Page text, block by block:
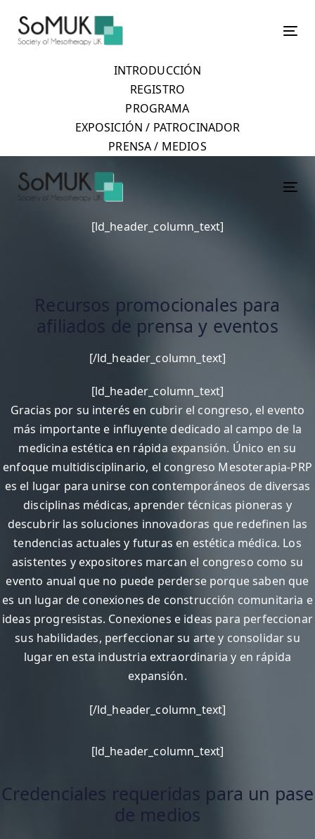
links
primary
INTRODUCCIÓN
REGISTRO
PROGRAMA
EXPOSICIÓN / PATROCINADOR
PRENSA / MEDIOS
[ld_header_column_text]
Recursos promocionales para
afiliados de prensa y eventos
[/ld_header_column_text]
[ld_header_column_text]
Gracias por su interés en cubrir el congreso, el evento
más importante e influyente dedicado al campo de la
medicina estética en rápida expansión. Único en su
enfoque multidisciplinario, el congreso Mesoterapia-PRP
es el lugar para unirse con contemporáneos de diversas
disciplinas médicas, aprender técnicas pioneras y
descubrir las soluciones innovadoras que redefinen las
tendencias actuales y futuras en estética médica. Los
asistentes y expositores marcan el congreso como su
evento anual que no puede perderse porque saben que
es un lugar de conexiones de construcción comunitaria e
ideas progresistas. Conexiones e ideas para perfeccionar
sus habilidades, perfeccionar su arte y consolidar su
lugar en esta industria extraordinaria y en rápida
expansión.
[/ld_header_column_text]
[ld_header_column_text]
Credenciales requeridas para un pase
de medios